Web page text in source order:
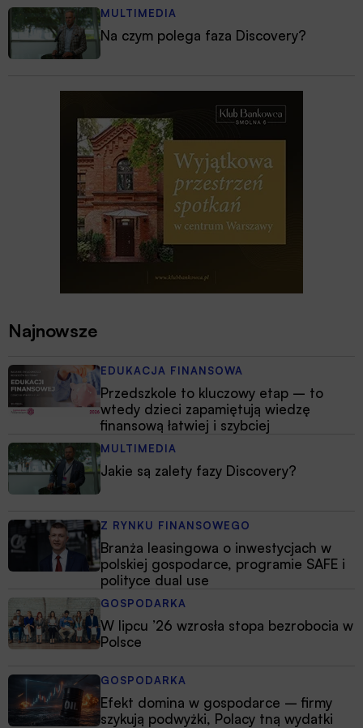
MULTIMEDIA
Na czym polega faza Discovery?
Najnowsze
EDUKACJA FINANSOWA
Przedszkole to kluczowy etap – to
wtedy dzieci zapamiętują wiedzę
finansową łatwiej i szybciej
MULTIMEDIA
Jakie są zalety fazy Discovery?
Z RYNKU FINANSOWEGO
Branża leasingowa o inwestycjach w
polskiej gospodarce, programie SAFE i
polityce dual use
GOSPODARKA
W lipcu ’26 wzrosła stopa bezrobocia w
Polsce
GOSPODARKA
Efekt domina w gospodarce – firmy
szykują podwyżki, Polacy tną wydatki